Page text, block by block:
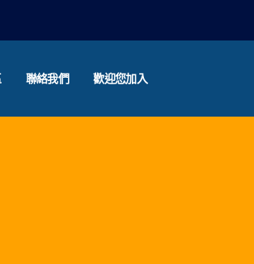
聯絡我們 歡迎您加入